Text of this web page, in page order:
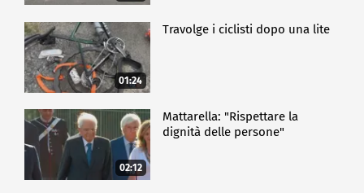
01:24
Travolge i ciclisti dopo una lite
02:12
Mattarella: "Rispettare la
dignità delle persone"